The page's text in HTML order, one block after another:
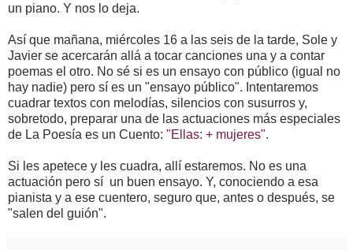
un piano. Y nos lo deja.
Así que mañana, miércoles 16 a las seis de la tarde, Sole y
Javier se acercarán allá a tocar canciones una y a contar
poemas el otro. No sé si es un ensayo con público (igual no
hay nadie) pero sí es un "ensayo público". Intentaremos
cuadrar textos con melodías, silencios con susurros y,
sobretodo, preparar una de las actuaciones más especiales
de La Poesía es un Cuento: "Ellas: + mujeres".
Si les apetece y les cuadra, allí estaremos. No es una
actuación pero sí un buen ensayo. Y, conociendo a esa
pianista y a ese cuentero, seguro que, antes o después, se
"salen del guión".